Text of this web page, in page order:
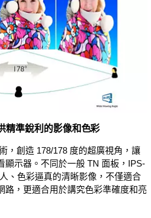
精準銳利的影像和色彩
，創造 178/178 度的超廣視角，讓
顯示器。不同於一般 TN 面板，IPS-
、色彩逼真的清晰影像，不僅適合
路，更適合用於講究色彩準確度和亮